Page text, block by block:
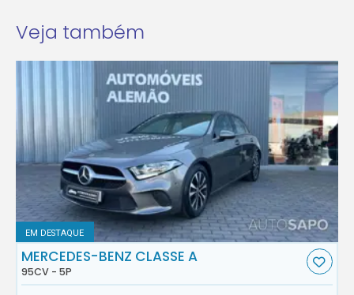
Veja também
EM DESTAQUE
MERCEDES-BENZ CLASSE A
95CV - 5P